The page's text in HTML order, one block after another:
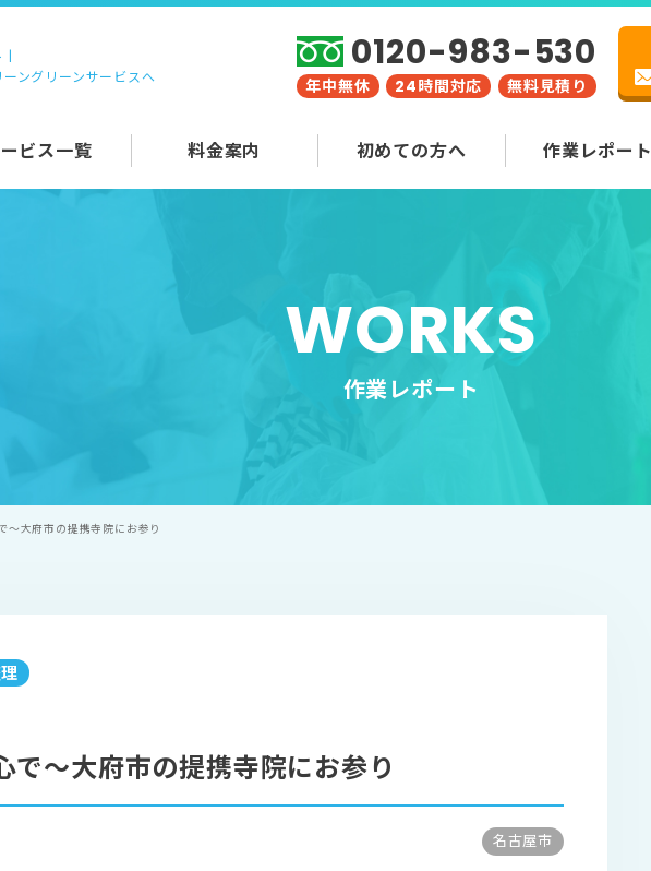
|
ングリーンサービスへ
0120-983-530
年中無休 24時間対応 無料見積り
ビス一覧 料金案内 初めての方へ 作業レポート
WORKS
作業レポート
～大府市の提携寺院にお参り
で～大府市の提携寺院にお参り
名古屋市